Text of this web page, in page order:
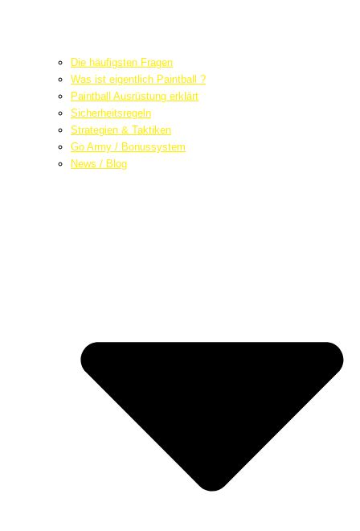
Die häufigsten Fragen
Was ist eigentlich Paintball ?
Paintball Ausrüstung erklärt
Sicherheitsregeln
Strategien & Taktiken
Go Army / Bonussystem
News / Blog